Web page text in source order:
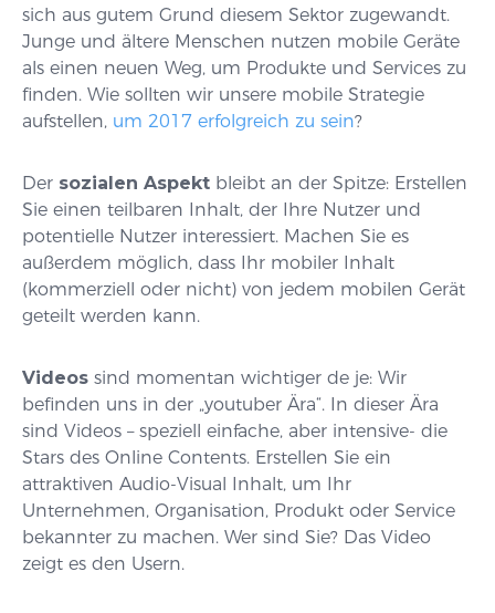
sich aus gutem Grund diesem Sektor zugewandt.
Junge und ältere Menschen nutzen mobile Geräte
als einen neuen Weg, um Produkte und Services zu
finden. Wie sollten wir unsere mobile Strategie
aufstellen, um 2017 erfolgreich zu sein?
Der sozialen Aspekt bleibt an der Spitze: Erstellen
Sie einen teilbaren Inhalt, der Ihre Nutzer und
potentielle Nutzer interessiert. Machen Sie es
außerdem möglich, dass Ihr mobiler Inhalt
(kommerziell oder nicht) von jedem mobilen Gerät
geteilt werden kann.
Videos sind momentan wichtiger de je: Wir
befinden uns in der „youtuber Ära“. In dieser Ära
sind Videos – speziell einfache, aber intensive- die
Stars des Online Contents. Erstellen Sie ein
attraktiven Audio-Visual Inhalt, um Ihr
Unternehmen, Organisation, Produkt oder Service
bekannter zu machen. Wer sind Sie? Das Video
zeigt es den Usern.